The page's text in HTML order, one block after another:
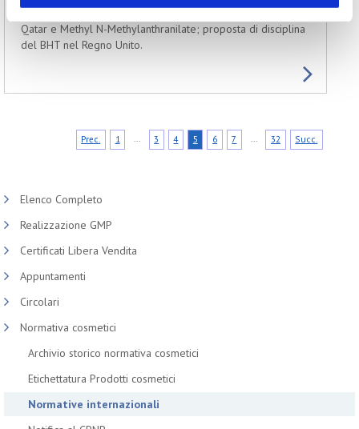
registrazione in Egitto; Indonesia e certificazione halal;
Qatar e Methyl N-Methylanthranilate; proposta di disciplina
del BHT nel Regno Unito.
Prec. 1 ... 3 4 5 6 7 ... 32 Succ.
Elenco Completo
Realizzazione GMP
Certificati Libera Vendita
Appuntamenti
Circolari
Normativa cosmetici
Archivio storico normativa cosmetici
Etichettatura Prodotti cosmetici
Normative internazionali